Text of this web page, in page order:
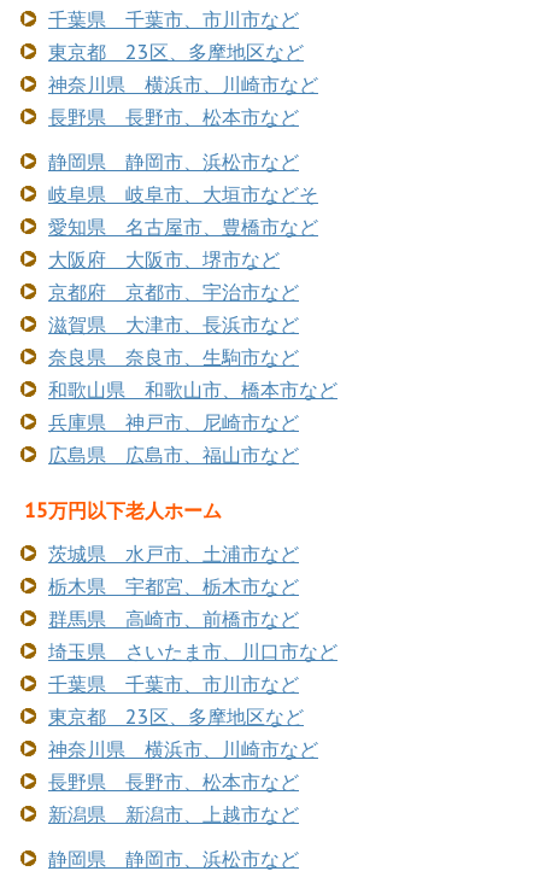
千葉県 千葉市、市川市など
東京都 23区、多摩地区など
神奈川県 横浜市、川崎市など
長野県 長野市、松本市など
静岡県 静岡市、浜松市など
岐阜県 岐阜市、大垣市などそ
愛知県 名古屋市、豊橋市など
大阪府 大阪市、堺市など
京都府 京都市、宇治市など
滋賀県 大津市、長浜市など
奈良県 奈良市、生駒市など
和歌山県 和歌山市、橋本市など
兵庫県 神戸市、尼崎市など
広島県 広島市、福山市など
15万円以下老人ホーム
茨城県 水戸市、土浦市など
栃木県 宇都宮、栃木市など
群馬県 高崎市、前橋市など
埼玉県 さいたま市、川口市など
千葉県 千葉市、市川市など
東京都 23区、多摩地区など
神奈川県 横浜市、川崎市など
長野県 長野市、松本市など
新潟県 新潟市、上越市など
静岡県 静岡市、浜松市など